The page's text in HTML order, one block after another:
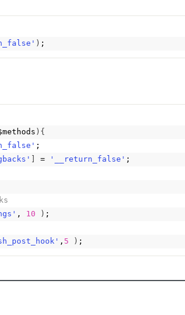
) ;
){
;
= '__return_false' ;
, 10 ) ;
, 5 ) ;